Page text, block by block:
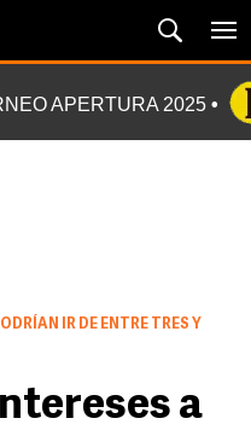
APERTURA 2025
IR DE ENTRE TRES Y
a